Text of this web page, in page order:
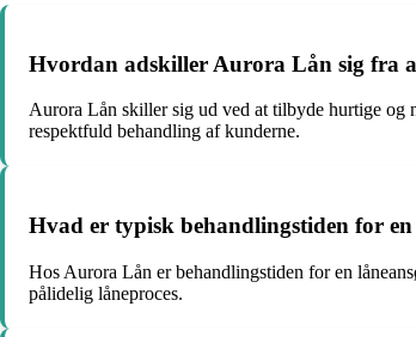
Hvordan adskiller Aurora Lån sig fra
Aurora Lån skiller sig ud ved at tilbyde hurtige og
respektfuld behandling af kunderne.
Hvad er typisk behandlingstiden for
Hos Aurora Lån er behandlingstiden for en
pålidelig låneproces.